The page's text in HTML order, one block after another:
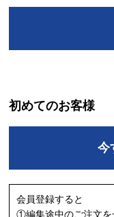
初めてのお客様
今
会員登録すると
①編集途中のご注文を